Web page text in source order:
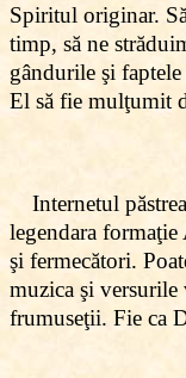
Spiritul originar.
timp, să ne
gândurile şi
El să fie mulţumit
Internetul
legendara
şi fermecători.
muzica şi
frumuseţii. Fie ca